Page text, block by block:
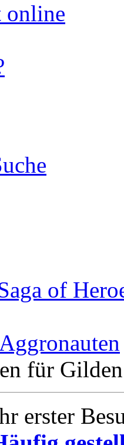
online
of
für Gilden
erster